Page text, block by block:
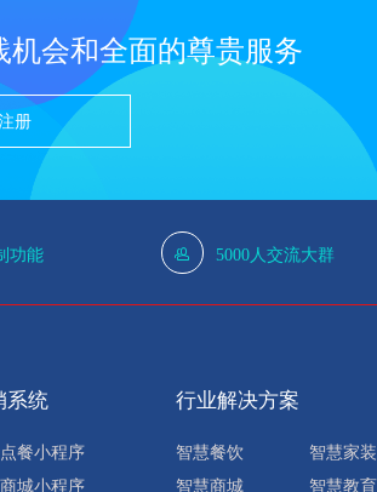
机会和全面的尊贵服务
册
功能 5000人交流大群
系统
餐小程序
城小程序
行业解决方案
智慧餐饮
智慧家装
智慧商城
智慧教育